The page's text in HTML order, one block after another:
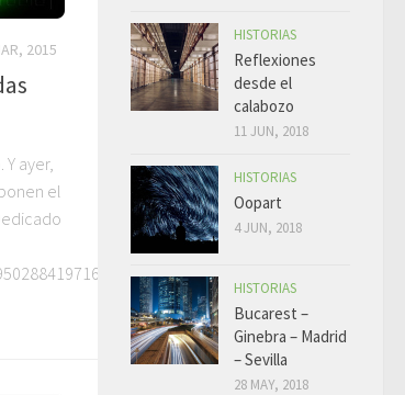
2015
ayer,
el
HISTORIAS
Reflexiones
desde el
calabozo
11 JUN, 2018
HISTORIAS
Oopart
4 JUN, 2018
HISTORIAS
Bucarest –
Ginebra – Madrid
– Sevilla
28 MAY, 2018